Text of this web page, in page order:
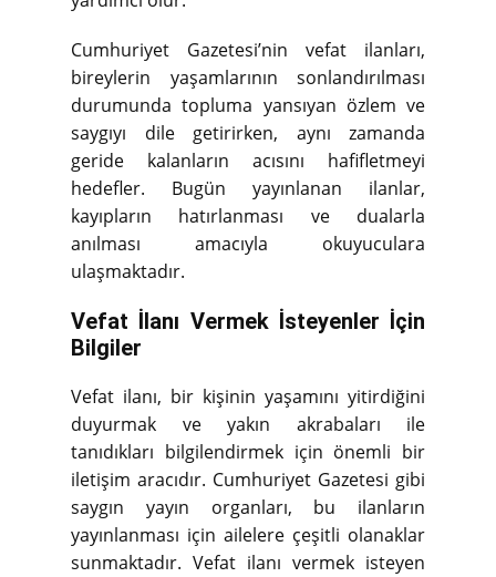
Cumhuriyet Gazetesi’nin vefat ilanları,
bireylerin yaşamlarının sonlandırılması
durumunda topluma yansıyan özlem ve
saygıyı dile getirirken, aynı zamanda
geride kalanların acısını hafifletmeyi
hedefler. Bugün yayınlanan ilanlar,
kayıpların hatırlanması ve dualarla
anılması amacıyla okuyuculara
ulaşmaktadır.
Vefat İlanı Vermek İsteyenler İçin
Bilgiler
Vefat ilanı, bir kişinin yaşamını yitirdiğini
duyurmak ve yakın akrabaları ile
tanıdıkları bilgilendirmek için önemli bir
iletişim aracıdır. Cumhuriyet Gazetesi gibi
saygın yayın organları, bu ilanların
yayınlanması için ailelere çeşitli olanaklar
sunmaktadır. Vefat ilanı vermek isteyen